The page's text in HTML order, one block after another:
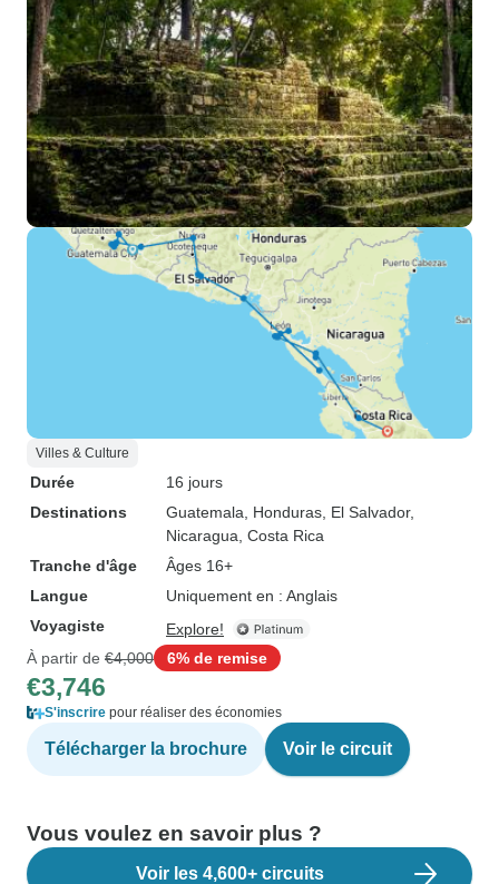
Villes & Culture
Durée
16 jours
Destinations
Guatemala , Honduras , El Salvador,
Nicaragua , Costa Rica
Tranche d'âge
Âges 16+
Langue
Uniquement en : Anglais
Voyagiste
Explore!
À partir de €4,000 6% de remise
€3,746
S'inscrire pour réaliser des économies
Télécharger la brochure Voir le circuit
Vous voulez en savoir plus ?
Voir les 4,600+ circuits